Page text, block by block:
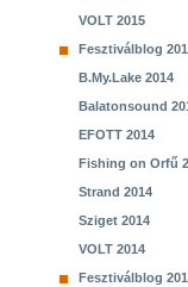
VOLT 2015
Fesztiválblog
B.My.Lake 2014
Balatonsound
EFOTT 2014
Fishing on Orfű
Strand 2014
Sziget 2014
VOLT 2014
Fesztiválblog